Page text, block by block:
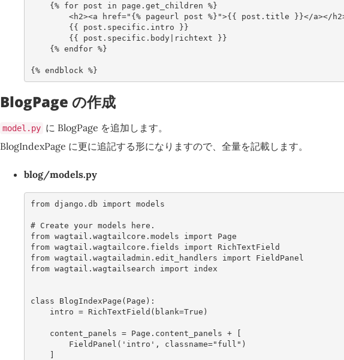
{% for post in page . get_children %}
<h2><a href="{% pageurl post %}">{{ post . title }}</a></ h2
{{
post . specific . intro
}}
{{
post . specific . body| richtext
}}
{% endfor %}
{% endblock %}
BlogPage の作成
model.py に BlogPage を追加します。
BlogIndexPage に更に追記する形になりますので、全量を記載します。
blog/models.py
from django.db import models
# Create your models here.
from wagtail.wagtailcore.models import
Page
from wagtail.wagtailcore.fields import
RichTextField
from wagtail.wagtailadmin.edit_handlers import
FieldPanel
from wagtail.wagtailsearch import index
class BlogIndexPage ( Page ):
intro = RichTextField ( blank=True )
content_panels = Page . content_panels +
[
FieldPanel ( 'intro' , classname="full" )
]